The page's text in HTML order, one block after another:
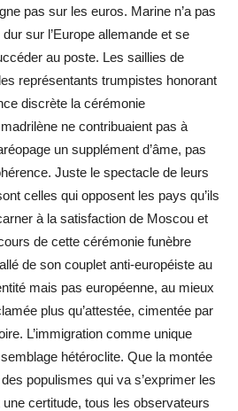
pas sur les euros. Marine n’a pas
sur l’Europe allemande et se
au poste. Les saillies de
représentants trumpistes honorant
discrète la cérémonie
ne contribuaient pas à
un supplément d’âme, pas
Juste le spectacle de leurs
celles qui opposent les pays qu’ils
à la satisfaction de Moscou et
de cette cérémonie funèbre
de son couplet anti-européiste au
mais pas européenne, au mieux
plus qu’attestée, cimentée par
L’immigration comme unique
hétéroclite. Que la montée
populismes qui va s’exprimer les
une certitude, tous les observateurs